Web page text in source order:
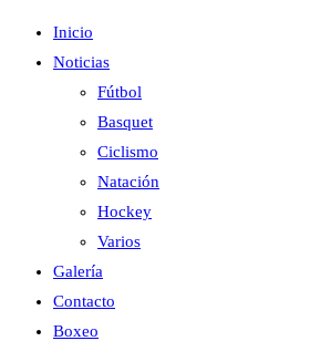
Inicio
Noticias
Fútbol
Basquet
Ciclismo
Natación
Hockey
Varios
Galería
Contacto
Boxeo